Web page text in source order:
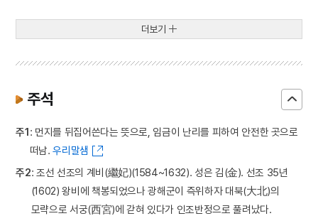
더보기
주석
주1: 먼지를 뒤집어쓴다는 뜻으로, 임금이 난리를 피하여 안전한 곳으로
떠남.우리말샘
주2: 조선 선조의 계비(繼妃)(1584~1632). 성은 김(金). 선조 35년
(1602) 왕비에 책봉되었으나 광해군이 즉위하자 대북(大北)의
모략으로 서궁(西宮)에 갇혀 있다가 인조반정으로 풀려났다.